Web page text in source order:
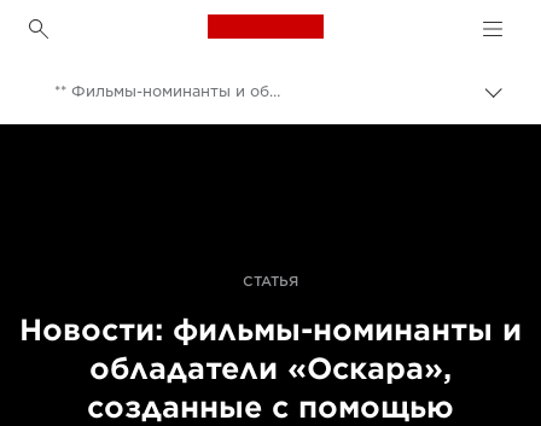
Canon Logo, back to
** Фильмы-номинанты и обладатели «Оскара», созданные с помощью оборудования Canon
СТАТЬЯ
Новости: фильмы-номинанты и
обладатели «Оскара»,
созданные с помощью